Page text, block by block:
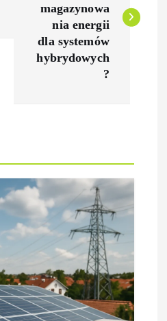
magazynowa
nia energii
dla systemów
hybrydowych
?